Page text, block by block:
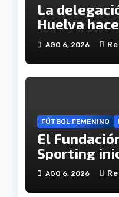
La
Huelva
calendarios
juvenil
AGO 6, 2026
FÚTBOL FEMENINO
El
Sporting
recibiendo
AGO 6, 2026